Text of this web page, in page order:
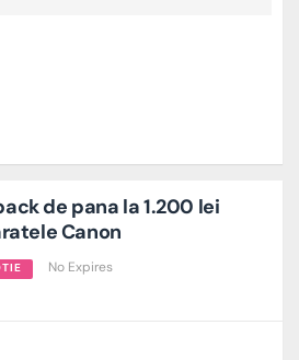
de pana la 1.200 lei
Canon
No Expires